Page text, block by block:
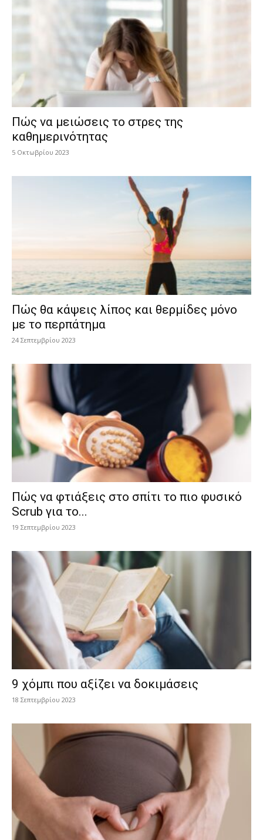
Πώς να μειώσεις το στρες της
καθημερινότητας
5 Οκτωβρίου 2023
Πώς θα κάψεις λίπος και θερμίδες μόνο
με το περπάτημα
24 Σεπτεμβρίου 2023
Πώς να φτιάξεις στο σπίτι το πιο φυσικό
Scrub για το...
19 Σεπτεμβρίου 2023
9 χόμπι που αξίζει να δοκιμάσεις
18 Σεπτεμβρίου 2023